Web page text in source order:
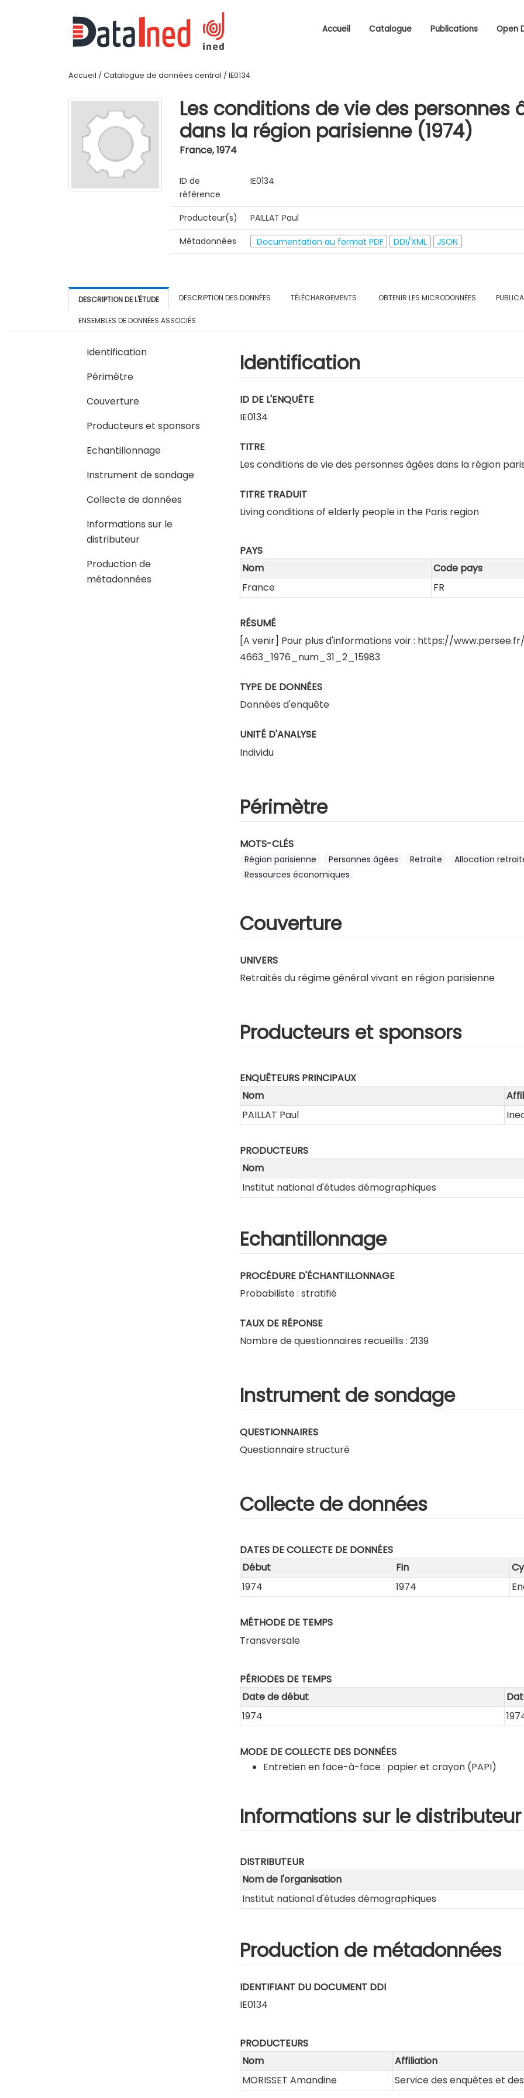
Accueil Catalogue Publications Open
Accueil / Catalogue de données central / IE0134
Les conditions de vie des personnes
dans la région parisienne (1974)
France,1974
ID de
référence
IE0134
Producteur(s)
PAILLAT Paul
Métadonnées
Documentation au format PDF DDI/XML JSON
DESCRIPTION DE L'ÉTUDE DESCRIPTION DES DONNÉES TÉLÉCHARGEMENTS OBTENIR LES MICRODONNÉES
ENSEMBLES DE DONNÉES ASSOCIÉS
Identification
Périmètre
Couverture
Producteurs et sponsors
Echantillonnage
Instrument de sondage
Collecte de données
Informations sur le
distributeur
Production de
métadonnées
Identification
ID DE L'ENQUÊTE
IE0134
TITRE
Les conditions de vie des personnes âgées dans la région
TITRE TRADUIT
Living conditions of elderly people in the Paris region
PAYS
Nom
Code pays
France
FR
RÉSUMÉ
[A venir] Pour plus d'informations voir : https://
4663_1976_num_31_2_15983
TYPE DE DONNÉES
Données d'enquête
UNITÉ D'ANALYSE
Individu
Périmètre
MOTS-CLÉS
Région parisienne Personnes âgées Retraite
Allocation
Ressources économiques
Couverture
UNIVERS
Retraités du régime général vivant en région parisienne
Producteurs et sponsors
ENQUÊTEURS PRINCIPAUX
Nom
PAILLAT Paul
PRODUCTEURS
Nom
Institut national d'études démographiques
Echantillonnage
PROCÉDURE D'ÉCHANTILLONNAGE
Probabiliste : stratifié
TAUX DE RÉPONSE
Nombre de questionnaires recueillis : 2139
Instrument de sondage
QUESTIONNAIRES
Questionnaire structuré
Collecte de données
DATES DE COLLECTE DE DONNÉES
Début
Fin
1974
1974
MÉTHODE DE TEMPS
Transversale
PÉRIODES DE TEMPS
Date de début
1974
MODE DE COLLECTE DES DONNÉES
Entretien en face-à-face : papier et crayon (PAPI)
Informations sur le distributeur
DISTRIBUTEUR
Nom de l'organisation
Institut national d'études démographiques
Production de métadonnées
IDENTIFIANT DU DOCUMENT DDI
IE0134
PRODUCTEURS
Nom
Affiliation
MORISSET Amandine
Service des enquêtes et